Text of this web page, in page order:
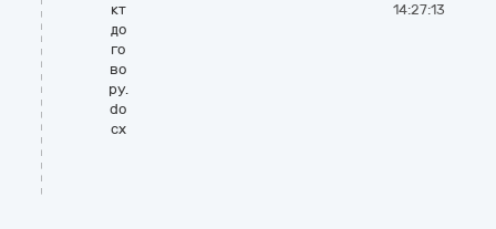
кт
до
го
во
ру.
do
cx
14:27:13